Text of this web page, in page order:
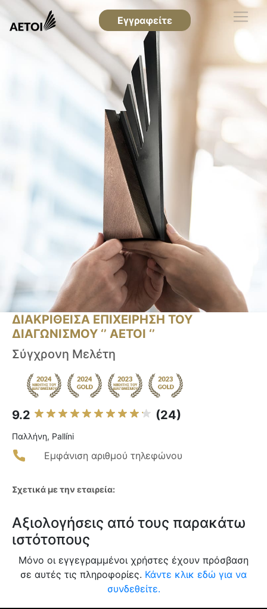
Εγγραφείτε
ΔΙΑΚΡΙΘΕΙΣΑ ΕΠΙΧΕΙΡΗΣΗ ΤΟΥ
ΔΙΑΓΩΝΙΣΜΟΥ ‘’ ΑΕΤΟΙ ‘’
Σύγχρονη Μελέτη
9.2 (24)
Παλλήνη, Pallíni
Εμφάνιση αριθμού τηλεφώνου
Σχετικά με την εταιρεία:
Αξιολογήσεις από τους παρακάτω
ιστότοπους
Μόνο οι εγγεγραμμένοι χρήστες έχουν πρόσβαση
σε αυτές τις πληροφορίες. Κάντε κλικ εδώ για να
συνδεθείτε.